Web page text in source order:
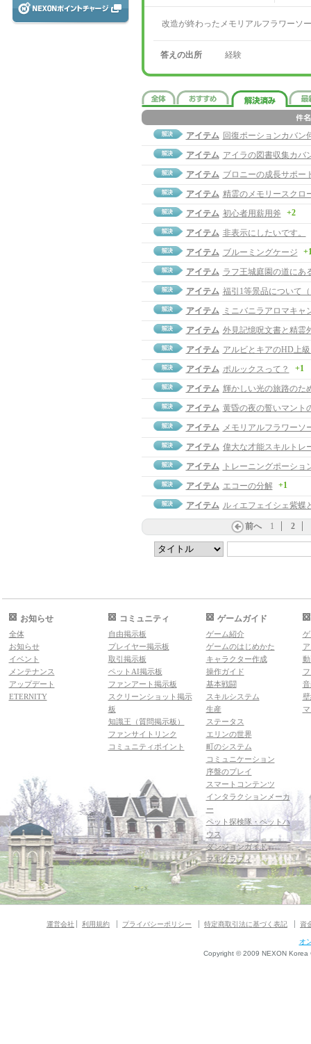
改造が終わったメモリアルフラワーソ
答えの出所 経験
アイテム 回復ポーションカバン
アイテム アイラの図書収集カバ
アイテム ブロニーの成長サポー
アイテム 精霊のメモリースクロ
アイテム 初心者用薪用斧 +2
アイテム 非表示にしたいです。
アイテム ブルーミングケージ
アイテム ラフ王城庭園の道にあ
アイテム 福引1等景品について
アイテム
ミニバニラアロマキャ
アイテム 外見記憶呪文書と精霊
アイテム アルビとキアのHD上
アイテム ポルックスって？ +1
アイテム 輝かしい光の旅路のた
アイテム 黄昏の夜の誓いマント
アイテム メモリアルフラワーソ
アイテム 偉大な才能スキルトレ
アイテム
トレーニングポーショ
アイテム エコーの分解 +1
アイテム ルィエフェイシェ紫蝶
前へ 1 2
お知らせ
全体
お知らせ
イベント
メンテナンス
アップデート
ETERNITY
コミュニティ
自由掲示板
プレイヤー掲示板
取引掲示板
ペットAI掲示板
ファンアート掲示板
スクリーンショット掲示
板
知識王（質問掲示板）
ファンサイトリンク
コミュニティポイント
ゲームガイド
ゲーム紹介
ゲームのはじめかた
キャラクター作成
操作ガイド
基本戦闘
スキルシステム
生産
ステータス
エリンの世界
町のシステム
コミュニケーション
序盤のプレイ
スマートコンテンツ
インタラクションメーカ
ー
ペット探検隊・ペットハ
ウス
ダンジョンガイド
マギグラフィ
運営会社 利用規約 プライバシーポリシー 特定商取引法に基づく表記 資
オ
Copyright © 2009 NEXON Korea